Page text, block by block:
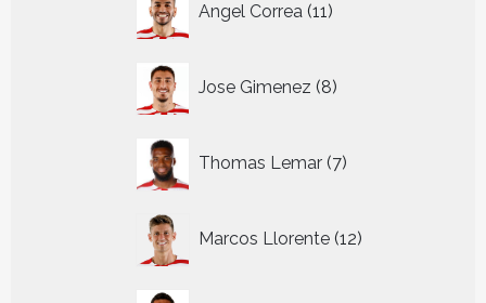
Angel Correa 11
producten
Jose Gimenez 8
producten
Thomas Lemar 7
producten
Marcos Llorente 12
producten